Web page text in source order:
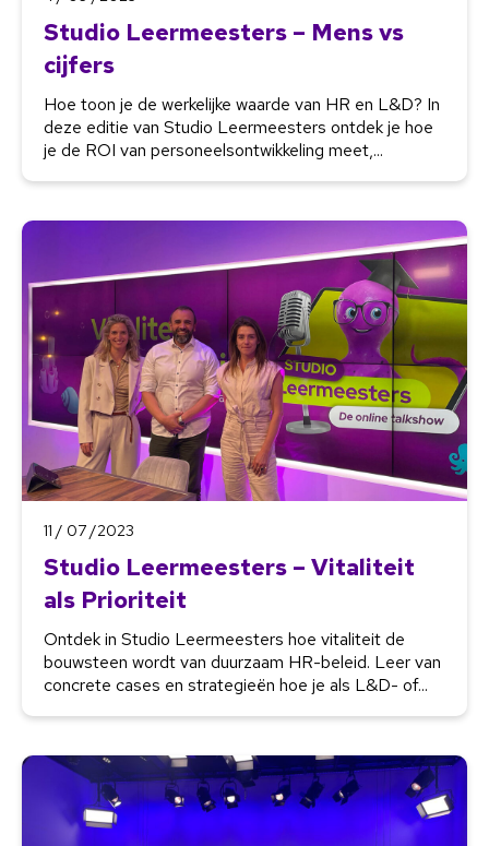
Studio Leermeesters – Mens vs
cijfers
Hoe toon je de werkelijke waarde van HR en L&D? In
deze editie van Studio Leermeesters ontdek je hoe
je de ROI van personeelsontwikkeling meet,...
11 / 07 /2023
Studio Leermeesters – Vitaliteit
als Prioriteit
Ontdek in Studio Leermeesters hoe vitaliteit de
bouwsteen wordt van duurzaam HR-beleid. Leer van
concrete cases en strategieën hoe je als L&D- of...